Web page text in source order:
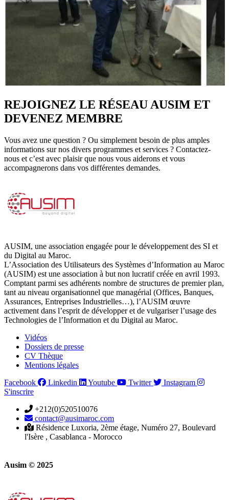
REJOIGNEZ LE RÉSEAU AUSIM ET
DEVENEZ MEMBRE
Vous avez une question ? Ou simplement besoin de plus amples
informations sur nos divers programmes et services ? Contactez-
nous et c’est avec plaisir que nous vous aiderons et vous
accompagnerons dans vos différentes demandes.
AUSIM, une association engagée pour le développement des SI et
du Digital au Maroc.
L’Association des Utilisateurs des Systèmes d’Information au Maroc
(AUSIM) est une association à but non lucratif créée en avril 1993.
Comptant parmi ses adhérents nombre de structures de premier plan,
tant au niveau organisationnel que managérial (Offices, Banques,
Assurances, Entreprises Industrielles…), l’AUSIM œuvre
activement dans l’esprit de développer et de vulgariser l’usage des
Technologies de l’Information et du Digital au Maroc.
Vidéos
Dossiers de presse
CV Thèque
Mentions légales
Facebook
Linkedin Youtube Twitter
Instagram
S'inscrire
+212(0)520510076
contact@ausimaroc.com
Résidence Luxoria, 2ème étage, Numéro 27, Boulevard
l'Isère , Casablanca - Morocco
Ausim © 2025